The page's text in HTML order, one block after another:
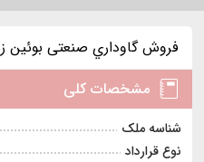
فروش گاوداري صنعتی بوئین
مشخصات کلی
شناسه ملک
نوع قرارداد